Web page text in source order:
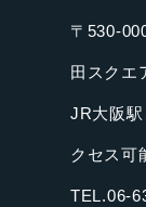
〒530-
田スクエ
JR大阪
クセス可
TEL.06-